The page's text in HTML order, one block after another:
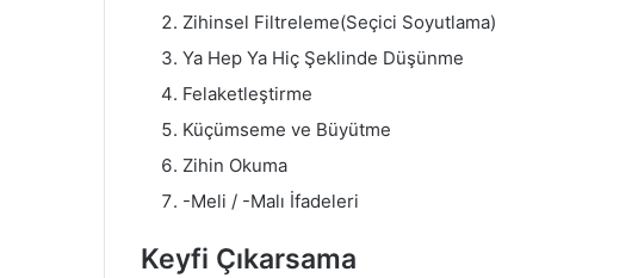
Zihinsel Filtreleme(Seçici Soyutlama)
Ya Hep Ya Hiç Şeklinde Düşünme
Felaketleştirme
Küçümseme ve Büyütme
Zihin Okuma
-Meli / -Malı İfadeleri
Keyfi Çıkarsama